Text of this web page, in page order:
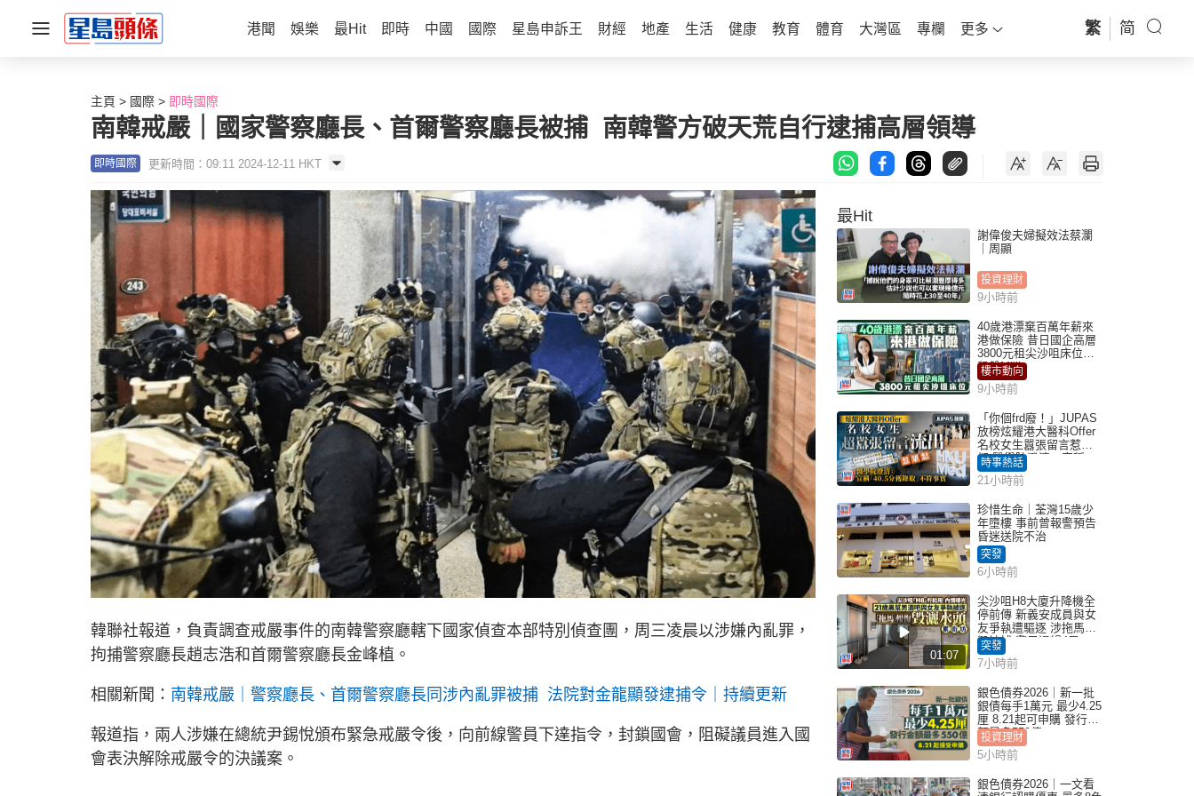
港聞 娛樂 最Hit 即時 中國 國際 星島申訴王 財經 地產 生活 健康 教育 體育 大灣區 專欄 更多 繁 简
主頁 國際 即時國際
南韓戒嚴｜國家警察廳長、首爾警察廳長被捕 南韓警方破天荒自行逮捕高層領導
即時國際 更新時間：09:11 2024-12-11 HKT
韓聯社報道，負責調查戒嚴事件的南韓警察廳轄下國家偵查本部特別偵查團，周三凌晨以涉嫌內亂罪，
拘捕警察廳長趙志浩和首爾警察廳長金峰植。
相關新聞： 南韓戒嚴｜警察廳長、首爾警察廳長同涉內亂罪被捕 法院對金龍顯發逮捕令｜持續更新
報道指，兩人涉嫌在總統尹錫悅頒布緊急戒嚴令後，向前線警員下達指令，封鎖國會，阻礙議員進入國
會表決解除戒嚴令的決議案。
最Hit
謝偉俊夫婦擬效法蔡瀾
｜周顯
投資理財
9小時前
40歲港漂棄百萬年薪來
港做保險 昔日國企高層
3800元租尖沙咀床位｜
租盤Million
樓市動向
9小時前
「你個frd廢！」JUPAS
放榜炫耀港大醫科Offer
名校女生囂張留言惹眾
怒 醫學院澄清：宣稱
「40.5分獲錄取」不符事
實｜Juicy叮
時事熱話
21小時前
珍惜生命｜荃灣15歲少
年墮樓 事前曾報警預告
昏迷送院不治
突發
6小時前
01:07
尖沙咀H8大廈升降機全
停前傳 新義安成員與女
友爭執遭驅逐 涉拖馬刑
毀被捕 警另通緝4男
突發
7小時前
銀色債券2026｜新一批
銀債每手1萬元 最少4.25
厘 8.21起可申購 發行金
額最多550億
投資理財
5小時前
銀色債券2026｜一文看